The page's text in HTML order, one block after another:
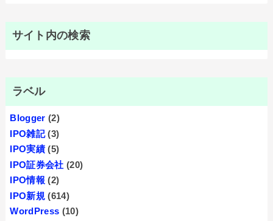
サイト内の検索
ラベル
Blogger (2)
IPO雑記 (3)
IPO実績 (5)
IPO証券会社 (20)
IPO情報 (2)
IPO新規 (614)
WordPress (10)